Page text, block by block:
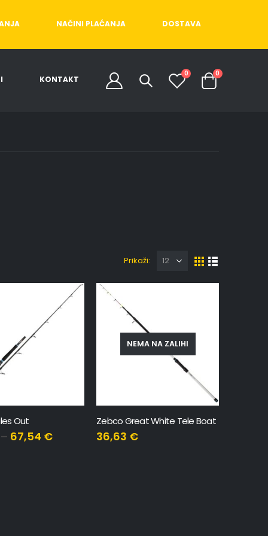
NAČINI PLAĆANJA DOSTAVA
KONTAKT
0 0
Prikaži:
Out
67,54 €
NEMA NA ZALIHI
Zebco Great White Tele Boat
36,63 €